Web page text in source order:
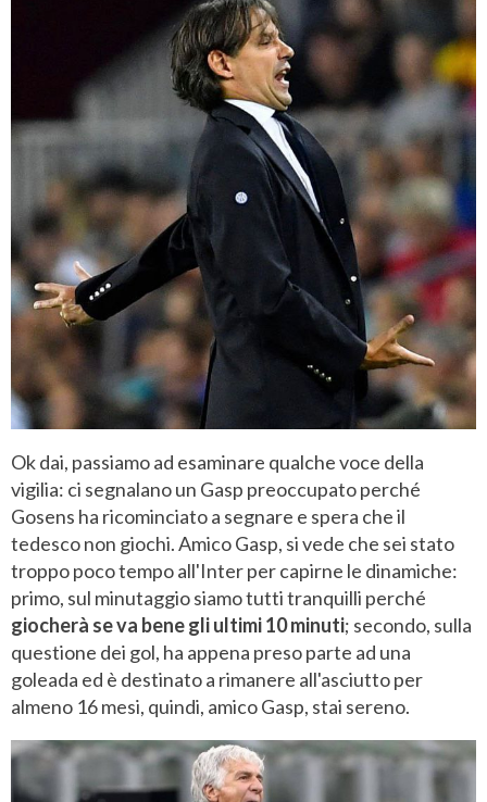
Ok dai, passiamo ad esaminare qualche voce della
vigilia: ci segnalano un Gasp preoccupato perché
Gosens ha ricominciato a segnare e spera che il
tedesco non giochi. Amico Gasp, si vede che sei stato
troppo poco tempo all'Inter per capirne le dinamiche:
primo, sul minutaggio siamo tutti tranquilli perché
giocherà se va bene gli ultimi 10 minuti; secondo, sulla
questione dei gol, ha appena preso parte ad una
goleada ed è destinato a rimanere all'asciutto per
almeno 16 mesi, quindi, amico Gasp, stai sereno.